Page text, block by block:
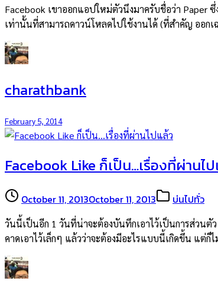
Facebook เขาออกแอปใหม่ตัวนึงมาครับชื่อว่า Paper
เท่านั้นที่สามารถดาวน์โหลดไปใช้งานได้ (ที่สำคัญ ออก
charathbank
February 5, 2014
Facebook Like ก็เป็น…เรื่องที่ผ่านไ
October 11, 2013October 11, 2013 บ่นไปทั่ว
วันนี้เป็นอีก 1 วันที่น่าจะต้องบันทึกเอาไว้เป็นการส่วนตั
คาดเอาไว้เล็กๆ แล้วว่าจะต้องมีอะไรแบบนี้เกิดขึ้น แต่